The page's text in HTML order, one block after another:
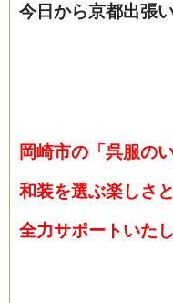
今日から京都出張
岡崎市の「呉服の
和装を選ぶ楽しさ
全力サポートいたし